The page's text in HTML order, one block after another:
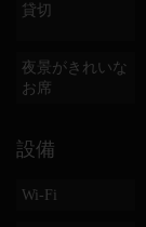
貸切
夜景がきれいな
お席
設備
Wi-Fi